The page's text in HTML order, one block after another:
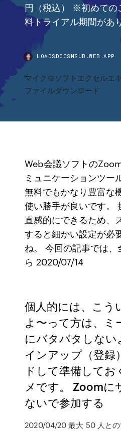
円（税込） ※初めての
料トライアル期間があ
LOADSDOCSNSUB.WEB.APP
マイクロソフトエクセルエ
ファイルダウンロード
Web会議ソフトの
ミュニケーションツー
無料でもかなり豊富な
使い勝手が良いです。
直感的にできるため、
すると細かい設定が必
ね。 今回の記事では
ら 2020/07/14
個人的には、こう
よ〜って方は、ミ
にバタバタしない
インアップ（登録
ドして準備してお
メです。 Zoomに
ないで参加する
2020/04/20 最大 50 人との